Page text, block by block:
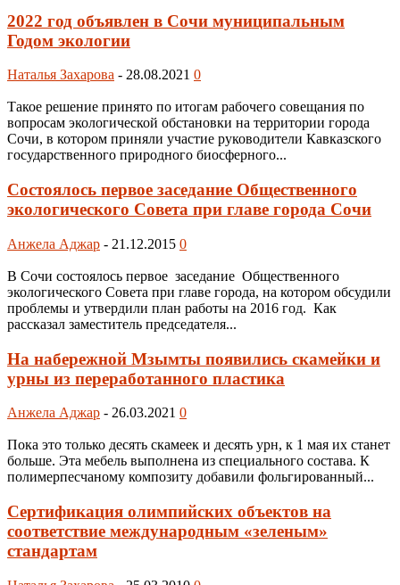
2022 год объявлен в Сочи муниципальным
Годом экологии
Наталья Захарова - 28.08.2021 0
Такое решение принято по итогам рабочего совещания по
вопросам экологической обстановки на территории города
Сочи, в котором приняли участие руководители Кавказского
государственного природного биосферного...
Состоялось первое заседание Общественного
экологического Совета при главе города Сочи
Анжела Аджар - 21.12.2015 0
В Сочи состоялось первое заседание Общественного
экологического Совета при главе города, на котором обсудили
проблемы и утвердили план работы на 2016 год. Как
рассказал заместитель председателя...
На набережной Мзымты появились скамейки и
урны из переработанного пластика
Анжела Аджар - 26.03.2021 0
Пока это только десять скамеек и десять урн, к 1 мая их станет
больше. Эта мебель выполнена из специального состава. К
полимерпесчаному композиту добавили фольгированный...
Сертификация олимпийских объектов на
соответствие международным «зеленым»
стандартам